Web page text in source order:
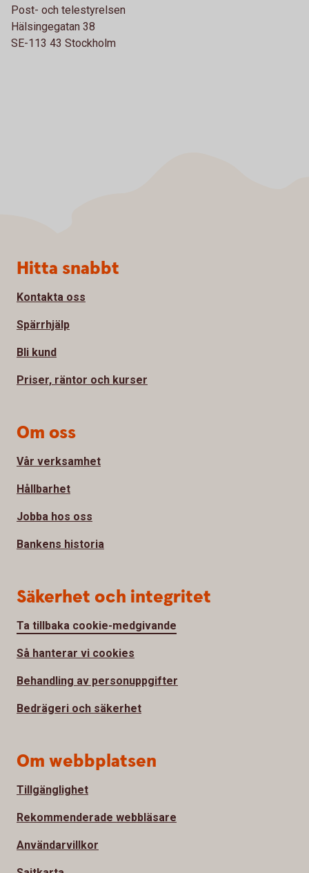
Post- och telestyrelsen
Hälsingegatan 38
SE-113 43 Stockholm
Sidfot
Hitta snabbt
Kontakta oss
Spärrhjälp
Bli kund
Priser, räntor och kurser
Om oss
Vår verksamhet
Hållbarhet
Jobba hos oss
Bankens historia
Säkerhet och integritet
Ta tillbaka cookie-medgivande
Så hanterar vi cookies
Behandling av personuppgifter
Bedrägeri och säkerhet
Om webbplatsen
Tillgänglighet
Rekommenderade webbläsare
Användarvillkor